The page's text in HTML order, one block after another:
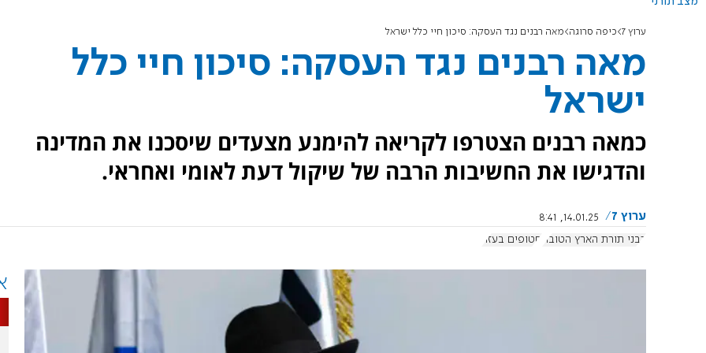
ערוץ 7 כיפה סרוגה מאה רבנים נגד העסקה: סיכון חיי כלל ישראל
מאה רבנים נגד העסקה: סיכון חיי כלל
ישראל
כמאה רבנים הצטרפו לקריאה להימנע מצעדים שיסכנו את המדינה
והדגישו את החשיבות הרבה של שיקול דעת לאומי ואחראי.
ערוץ 7
14.01.25, 8:41
רבני תורת הארץ הטובה
חטופים בעזה